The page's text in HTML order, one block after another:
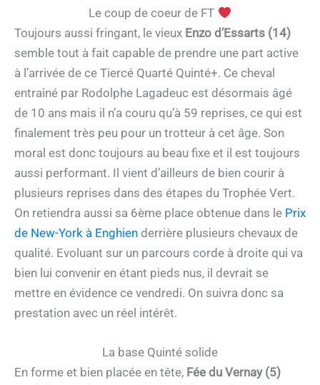
Le coup de coeur de FT
Toujours aussi fringant, le vieux Enzo d’Essarts (14)
semble tout à fait capable de prendre une part active
à l’arrivée de ce Tiercé Quarté Quinté+. Ce cheval
entraîné par Rodolphe Lagadeuc est désormais âgé
de 10 ans mais il n’a couru qu’à 59 reprises, ce qui est
finalement très peu pour un trotteur à cet âge. Son
moral est donc toujours au beau fixe et il est toujours
aussi performant. Il vient d’ailleurs de bien courir à
plusieurs reprises dans des étapes du Trophée Vert.
On retiendra aussi sa 6ème place obtenue dans le Prix
de New-York à Enghien derrière plusieurs chevaux de
qualité. Evoluant sur un parcours corde à droite qui va
bien lui convenir en étant pieds nus, il devrait se
mettre en évidence ce vendredi. On suivra donc sa
prestation avec un réel intérêt.
La base Quinté solide
En forme et bien placée en tête, Fée du Vernay (5)